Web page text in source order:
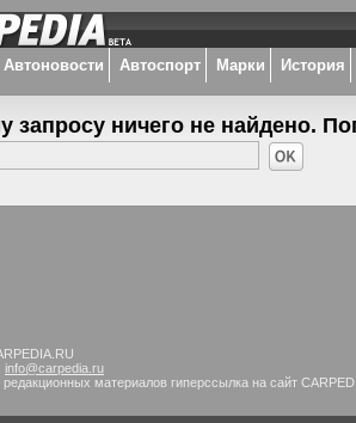
Автоновости Автоспорт Марки История
запросу ничего не найдено.
info@carpedia.ru
материалов гиперссылка на сайт